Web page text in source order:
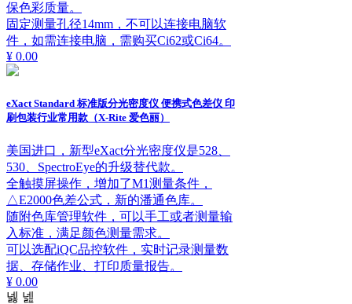
保色彩质量。
固定测量孔径14mm，不可以连接电脑软
件，如需连接电脑，需购买Ci62或Ci64。
¥ 0.00
eXact Standard 标准版分光密度仪 便携式色差仪 印
刷包装行业常用款（X-Rite 爱色丽）
美国进口，新型eXact分光密度仪是528、
530、SpectroEye的升级替代款。
全触摸屏操作，增加了M1测量条件，
△E2000色差公式，新的潘通色库。
随附色库管理软件，可以手工或者测量输
入标准，满足颜色测量需求。
可以选配iQC品控软件，实时记录测量数
据、存储作业、打印质量报告。
¥ 0.00
넳 넲